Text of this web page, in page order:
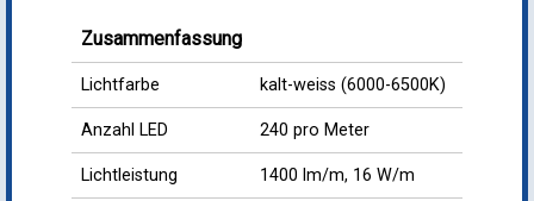
Zusammenfassung
Lichtfarbe kalt-weiss (6000-6500K)
Anzahl LED 240 pro Meter
Lichtleistung 1400 lm/m, 16 W/m